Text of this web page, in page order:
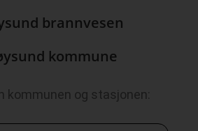
brannvesen
kommune
kommunen og stasjonen: